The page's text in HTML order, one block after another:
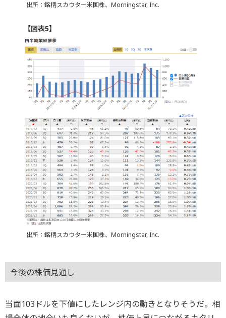
出所：銘柄スカウター米国株、Morningstar, Inc.
【図表5】
出所：銘柄スカウター米国株、Morningstar, Inc.
今後の株価見通し
当面103ドルを下値にしたレンジ内の動きとなりそうだ。相